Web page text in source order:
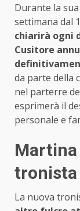
Durante la
settimana dal
chiarirà ogni
Cusitore
da parte della
nel parterre
esprimerà il
personale e
Martina
La nuova